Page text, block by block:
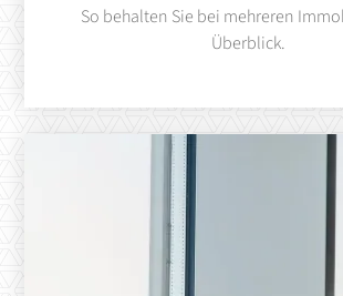
So behalten Sie bei mehreren
Überblick.